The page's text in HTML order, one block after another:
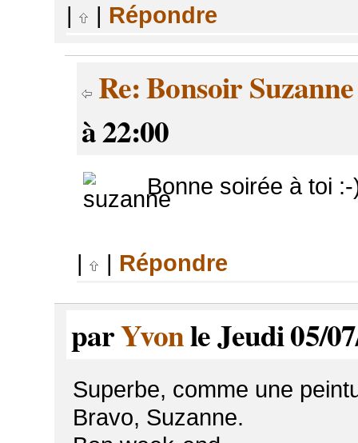
|
| Répondre
Re: Bonsoir Suzanne
à 22:00
Bonne soirée à toi :-
| | Répondre
parYvonle Jeudi 05/
Superbe, comme une
Bravo, Suzanne.